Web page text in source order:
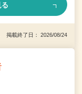
掲載終了日： 2026/08/24